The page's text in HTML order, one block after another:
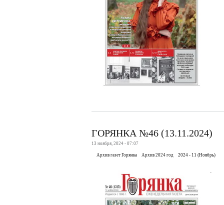
ГОРЯНКА №46 (13.11.2024)
13 ноября, 2024 - 07:07
Архив газет Горянка Архив 2024 год 2024 - 11 (Ноябрь)